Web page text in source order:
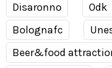
Disaronno
Odk
Bolognafc
Beer&food